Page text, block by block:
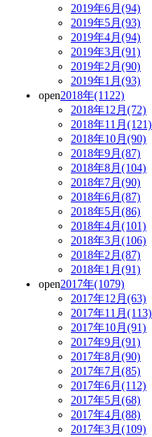
2019年6月(94)
2019年5月(93)
2019年4月(94)
2019年3月(91)
2019年2月(90)
2019年1月(93)
open2018年(1122)
2018年12月(72)
2018年11月(121)
2018年10月(90)
2018年9月(87)
2018年8月(104)
2018年7月(90)
2018年6月(87)
2018年5月(86)
2018年4月(101)
2018年3月(106)
2018年2月(87)
2018年1月(91)
open2017年(1079)
2017年12月(63)
2017年11月(113)
2017年10月(91)
2017年9月(91)
2017年8月(90)
2017年7月(85)
2017年6月(112)
2017年5月(68)
2017年4月(88)
2017年3月(109)